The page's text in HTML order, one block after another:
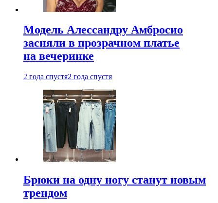
Модель Алессандру Амбросио
засняли в прозрачном платье
на вечеринке
2 года спустя2 года спустя
Брюки на одну ногу станут новым
трендом